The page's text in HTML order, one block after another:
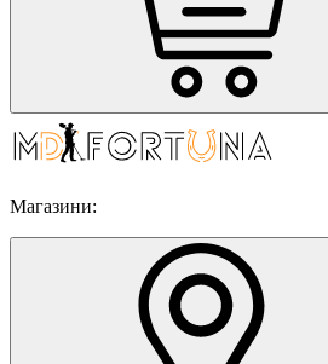
Магазини: